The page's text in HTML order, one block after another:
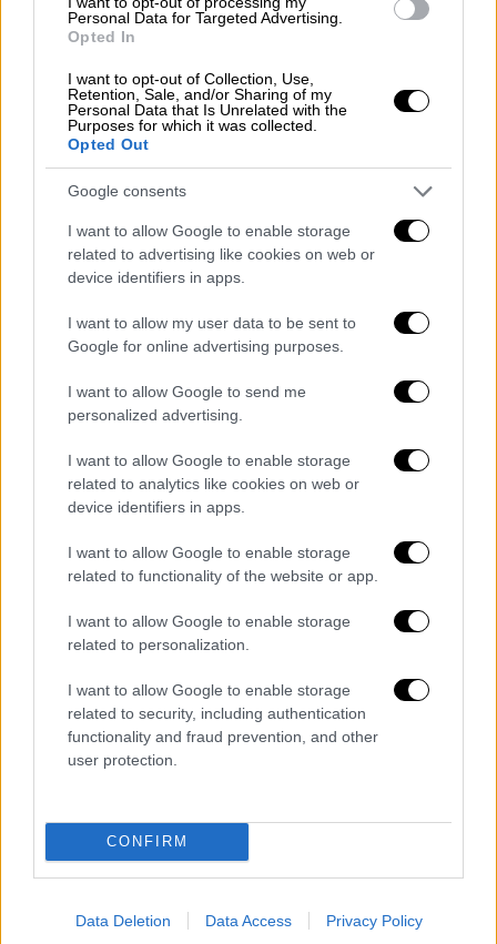
Personal Data for Targeted Advertising.
Opted In
I want to opt-out of Collection, Use,
Retention, Sale, and/or Sharing of my
Personal Data that Is Unrelated with the
Purposes for which it was collected.
Opted Out
Google consents
I want to allow Google to enable storage
related to advertising like cookies on web or
device identifiers in apps.
I want to allow my user data to be sent to
Google for online advertising purposes.
I want to allow Google to send me
personalized advertising.
I want to allow Google to enable storage
related to analytics like cookies on web or
device identifiers in apps.
I want to allow Google to enable storage
related to functionality of the website or app.
I want to allow Google to enable storage
related to personalization.
I want to allow Google to enable storage
related to security, including authentication
functionality and fraud prevention, and other
user protection.
CONFIRM
Data Deletion Data Access Privacy Policy
ειδικών εφέ από την τεχνολογία της
Τεχνητής Νοημοσύνης που χρησιμοποιεί
παλιά πλάνα για να δημιουργήσει μια μη
γερασμένη εκδοχή του προσώπου του.
«Ξέρω ότι αυτό είναι το πρόσωπό μου, ότι
δεν είναι κάποια μαγεία του PhotoShop.
Έτσι έμοιαζα πριν από 35 χρόνια, επειδή η
Lucasfilm έχει κάθε καρέ ταινίας που
φτιάξαμε μαζί όλο αυτό το χρόνο», τόνισε ο
θρύλος του αμερικανικού κινηματογράφου.
Ήταν ευχαριστημένος με το πώς εξελίχθηκε
το αποτέλεσμα, λέγοντας αστειευόμενος:
«Δεν γυρνάω και λέω στον εαυτό μου, θα
ήθελα να ξαναγίνω ο τύπος που ήμουν, γιατί
πολύ ωραίο που ήμουν νέος, αλλά, διάολε, θα
μπορούσα να είμαι πεθαμένος, είμαι απλά
Ο Φορντ, ο οποίοςέπαιξε για πρώτη φορά
περιοδικό Total Film τον περασμένο μήνα ότι
θα κρεμούσε το εμβληματικό μαστίγιο και το
καπέλο του χαρακτήρα του, του καθηγητή
Τζόουνς. Το Χόλιγουντ αρχίζει να
"ερωτεύεται" όλο και περισσότερο την
Τεχνητή Νοημοσύνη
αντιδράσεις εντός του κλάδου.
Διαμάχη για τη χρήση της Τεχνητής
Νοημοσύνης στην παραγωγή ταινιών